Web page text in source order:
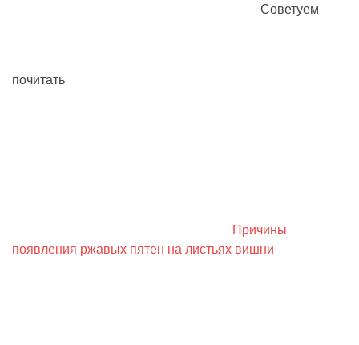
Советуем
почитать
Причины
появления ржавых пятен на листьях вишни